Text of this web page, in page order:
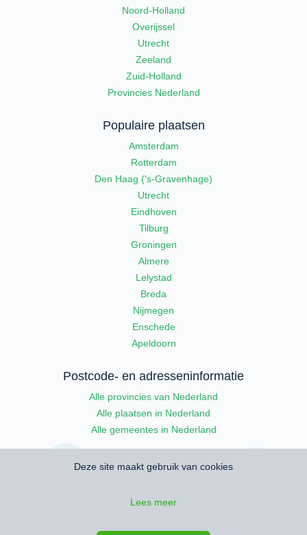
Noord-Holland
Overijssel
Utrecht
Zeeland
Zuid-Holland
Provincies Nederland
Populaire plaatsen
Amsterdam
Rotterdam
Den Haag ('s-Gravenhage)
Utrecht
Eindhoven
Tilburg
Groningen
Almere
Lelystad
Breda
Nijmegen
Enschede
Apeldoorn
Postcode- en adresseninformatie
Alle provincies van Nederland
Alle plaatsen in Nederland
Alle gemeentes in Nederland
Deze site maakt gebruik van cookies
Lees meer